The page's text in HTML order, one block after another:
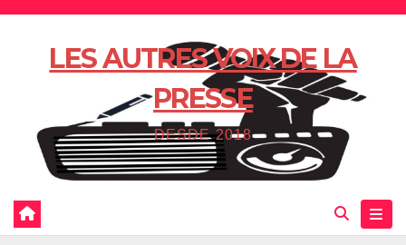
Skip
LES AUTRES VOIX DE LA
PRESSE
DESDE 2018